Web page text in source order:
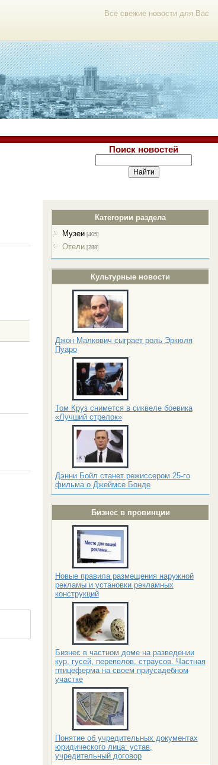
Все свежие новости для Вас
Поиск новостей
Категории раздела
Музеи [405]
Отели [288]
Культурные новости
Джон Малкович сыграет роль Эркюля
Пуаро
Том Круз снимется в сиквеле боевика
«Лучший стрелок»
Дэнни Бойл станет режиссером 25-го
фильма о Джеймсе Бонде
Бизнес в провинции
Новые правила размещения наружной
рекламы и установки рекламных
конструкций
Бизнес в частном доме на разведении
кур, гусей, перепелов, страусов. Частная
птицеферма на своем приусадебном
участке
Понятие об учредительных документах
юридического лица: устав,
учредительный договор